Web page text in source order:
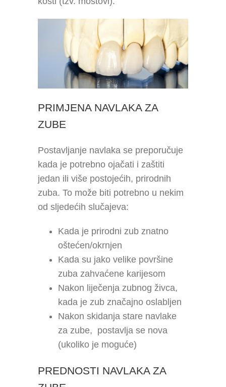
PRIMJENA NAVLAKA ZA
ZUBE
Postavljanje navlaka se preporučuje
kada je potrebno ojačati i zaštiti
jedan ili više postojećih, prirodnih
zuba. To može biti potrebno u nekim
od sljedećih slučajeva:
Kada je prirodni zub znatno
oštećen/okrnjen
Kada su jako velike površine
zuba zahvaćene karijesom
Nakon liječenja zubnog živca,
kada je zub značajno oslabljen
Nakon skidanja stare navlake
za zube, postavlja se nova
(ukoliko je moguće)
PREDNOSTI NAVLAKA ZA